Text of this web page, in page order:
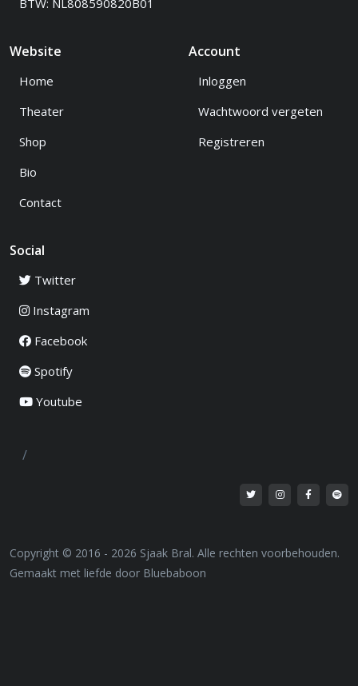
BTW: NL808590820B01
Website
Home
Theater
Shop
Bio
Contact
Account
Inloggen
Wachtwoord vergeten
Registreren
Social
Twitter
Instagram
Facebook
Spotify
Youtube
/
Copyright © 2016 - 2026 Sjaak Bral. Alle rechten voorbehouden.
Gemaakt met liefde door Bluebaboon